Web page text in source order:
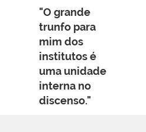
"O grande
trunfo para
mim dos
institutos é
uma unidade
interna no
discenso."